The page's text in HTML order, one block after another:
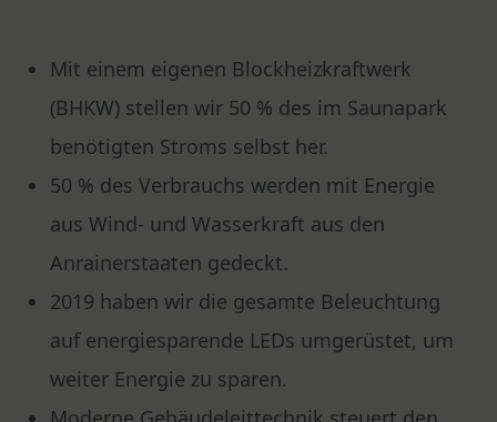
Mit einem eigenen Blockheizkraftwerk
(BHKW) stellen wir 50 % des im Saunapark
benötigten Stroms selbst her.
50 % des Verbrauchs werden mit Energie
aus Wind- und Wasserkraft aus den
Anrainerstaaten gedeckt.
2019 haben wir die gesamte Beleuchtung
auf energiesparende LEDs umgerüstet, um
weiter Energie zu sparen.